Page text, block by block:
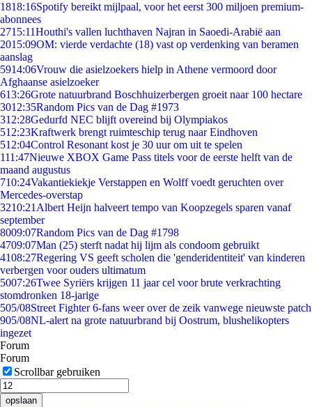
1818:16Spotify bereikt mijlpaal, voor het eerst 300 miljoen premium-
abonnees
2715:11Houthi's vallen luchthaven Najran in Saoedi-Arabië aan
2015:09OM: vierde verdachte (18) vast op verdenking van beramen
aanslag
5914:06Vrouw die asielzoekers hielp in Athene vermoord door
Afghaanse asielzoeker
613:26Grote natuurbrand Boschhuizerbergen groeit naar 100 hectare
3012:35Random Pics van de Dag #1973
312:28Gedurfd NEC blijft overeind bij Olympiakos
512:23Kraftwerk brengt ruimteschip terug naar Eindhoven
512:04Control Resonant kost je 30 uur om uit te spelen
111:47Nieuwe XBOX Game Pass titels voor de eerste helft van de
maand augustus
710:24Vakantiekiekje Verstappen en Wolff voedt geruchten over
Mercedes-overstap
3210:21 Albert Heijn halveert tempo van Koopzegels sparen vanaf
september
8009:07Random Pics van de Dag #1798
4709:07Man (25) sterft nadat hij lijm als condoom gebruikt
4108:27Regering VS geeft scholen die 'genderidentiteit' van kinderen
verbergen voor ouders ultimatum
5007:26Twee Syriërs krijgen 11 jaar cel voor brute verkrachting
stomdronken 18-jarige
505/08Street Fighter 6-fans weer over de zeik vanwege nieuwste patch
905/08NL-alert na grote natuurbrand bij Oostrum, blushelikopters
ingezet
Forum
Forum
Scrollbar gebruiken
opslaan